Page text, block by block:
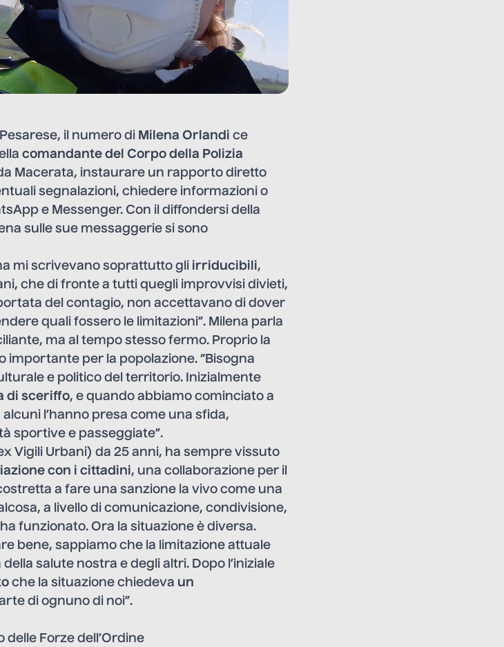
il numero di Milena Orlandi ce
comandante del Corpo della Polizia
Macerata, instaurare un rapporto diretto
segnalazioni, chiedere informazioni o
e Messenger. Con il diffondersi della
sulle sue messaggerie si sono
mi scrivevano soprattutto gli irriducibili,
che di fronte a tutti quegli improvvisi divieti,
del contagio, non accettavano di dover
quali fossero le limitazioni”. Milena parla
ma al tempo stesso fermo. Proprio la
importante per la popolazione. “Bisogna
e politico del territorio. Inizialmente
di sceriffo, e quando abbiamo cominciato a
l’hanno presa come una sfida,
sportive e passeggiate”.
Vigili Urbani) da 25 anni, ha sempre vissuto
con i cittadini, una collaborazione per il
a fare una sanzione la vivo come una
a livello di comunicazione, condivisione,
funzionato. Ora la situazione è diversa.
bene, sappiamo che la limitazione attuale
salute nostra e degli altri. Dopo l’iniziale
che la situazione chiedeva un
di ognuno di noi”.
delle Forze dell’Ordine